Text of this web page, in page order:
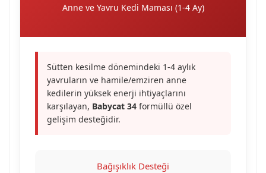
Anne ve Yavru Kedi Maması (1-4 Ay)
Sütten kesilme dönemindeki 1-4 aylık
yavruların ve hamile/emziren anne
kedilerin yüksek enerji ihtiyaçlarını
karşılayan, Babycat 34 formüllü özel
gelişim desteğidir.
Bağışıklık Desteği